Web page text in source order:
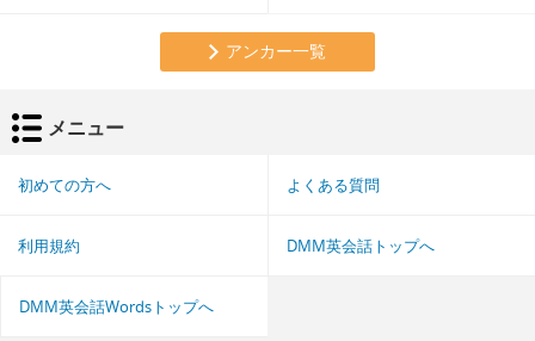
アンカー一覧
メニュー
初めての方へ よくある質問
利用規約 DMM英会話トップへ
DMM英会話Wordsトップへ